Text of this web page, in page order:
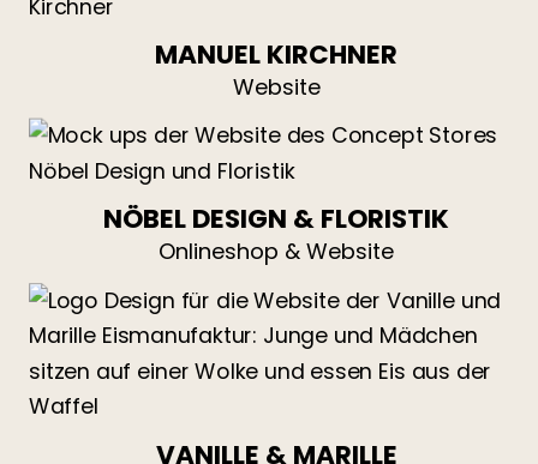
MANUEL KIRCHNER
Website
NÖBEL DESIGN & FLORISTIK
Onlineshop & Website
VANILLE & MARILLE